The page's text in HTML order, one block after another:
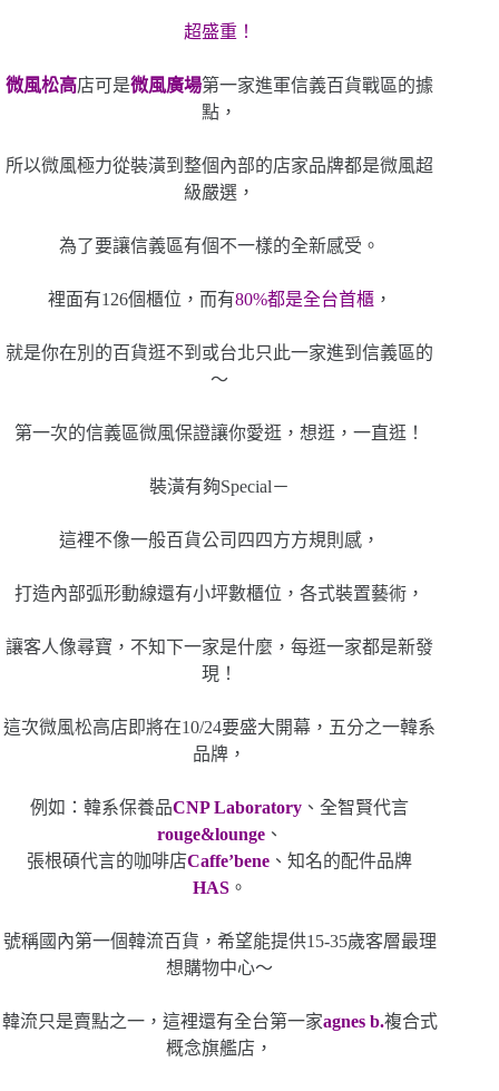
超盛重！
微風松高店可是微風廣場第一家進軍信義百貨戰區的據
點，
所以微風極力從裝潢到整個內部的店家品牌都是微風超
級嚴選，
為了要讓信義區有個不一樣的全新感受。
裡面有126個櫃位，而有80%都是全台首櫃，
就是你在別的百貨逛不到或台北只此一家進到信義區的
～
第一次的信義區微風保證讓你愛逛，想逛，一直逛！
裝潢有夠Special－
這裡不像一般百貨公司四四方方規則感，
打造內部弧形動線還有小坪數櫃位，各式裝置藝術，
讓客人像尋寶，不知下一家是什麼，每逛一家都是新發
現！
這次微風松高店即將在10/24要盛大開幕，五分之一韓系
品牌，
例如：韓系保養品CNP Laboratory 、全智賢代言
rouge&lounge、
張根碩代言的咖啡店Caffe’bene 、知名的配件品牌
HAS。
號稱國內第一個韓流百貨，希望能提供15-35歲客層最理
想購物中心～
韓流只是賣點之一，這裡還有全台第一家agnes b.複合式
概念旗艦店，